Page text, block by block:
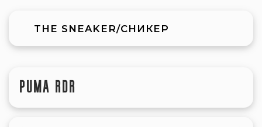
THE SNEAKER/СНИКЕР
PUMA RDR